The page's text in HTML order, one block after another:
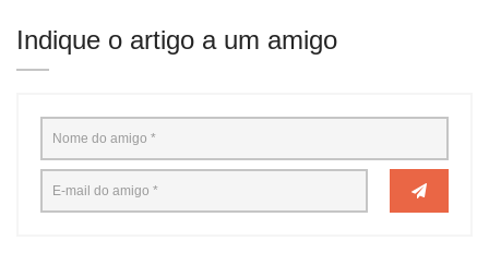
Indique o artigo a um amigo